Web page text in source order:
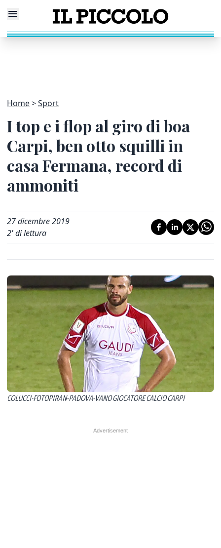
Home Sport
I top e i flop al giro di boa
Carpi, ben otto squilli in
casa Fermana, record di
ammoniti
27 dicembre 2019
2' di lettura
COLUCCI-FOTOPIRAN-PADOVA-VANO GIOCATORE CALCIO CARPI